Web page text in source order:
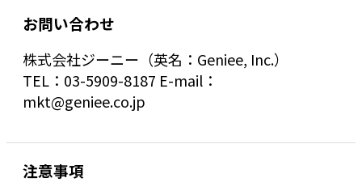
お問い合わせ
株式会社ジーニー（英名：Geniee, Inc.）
TEL：03-5909-8187 E-mail：
mkt@geniee.co.jp
注意事項